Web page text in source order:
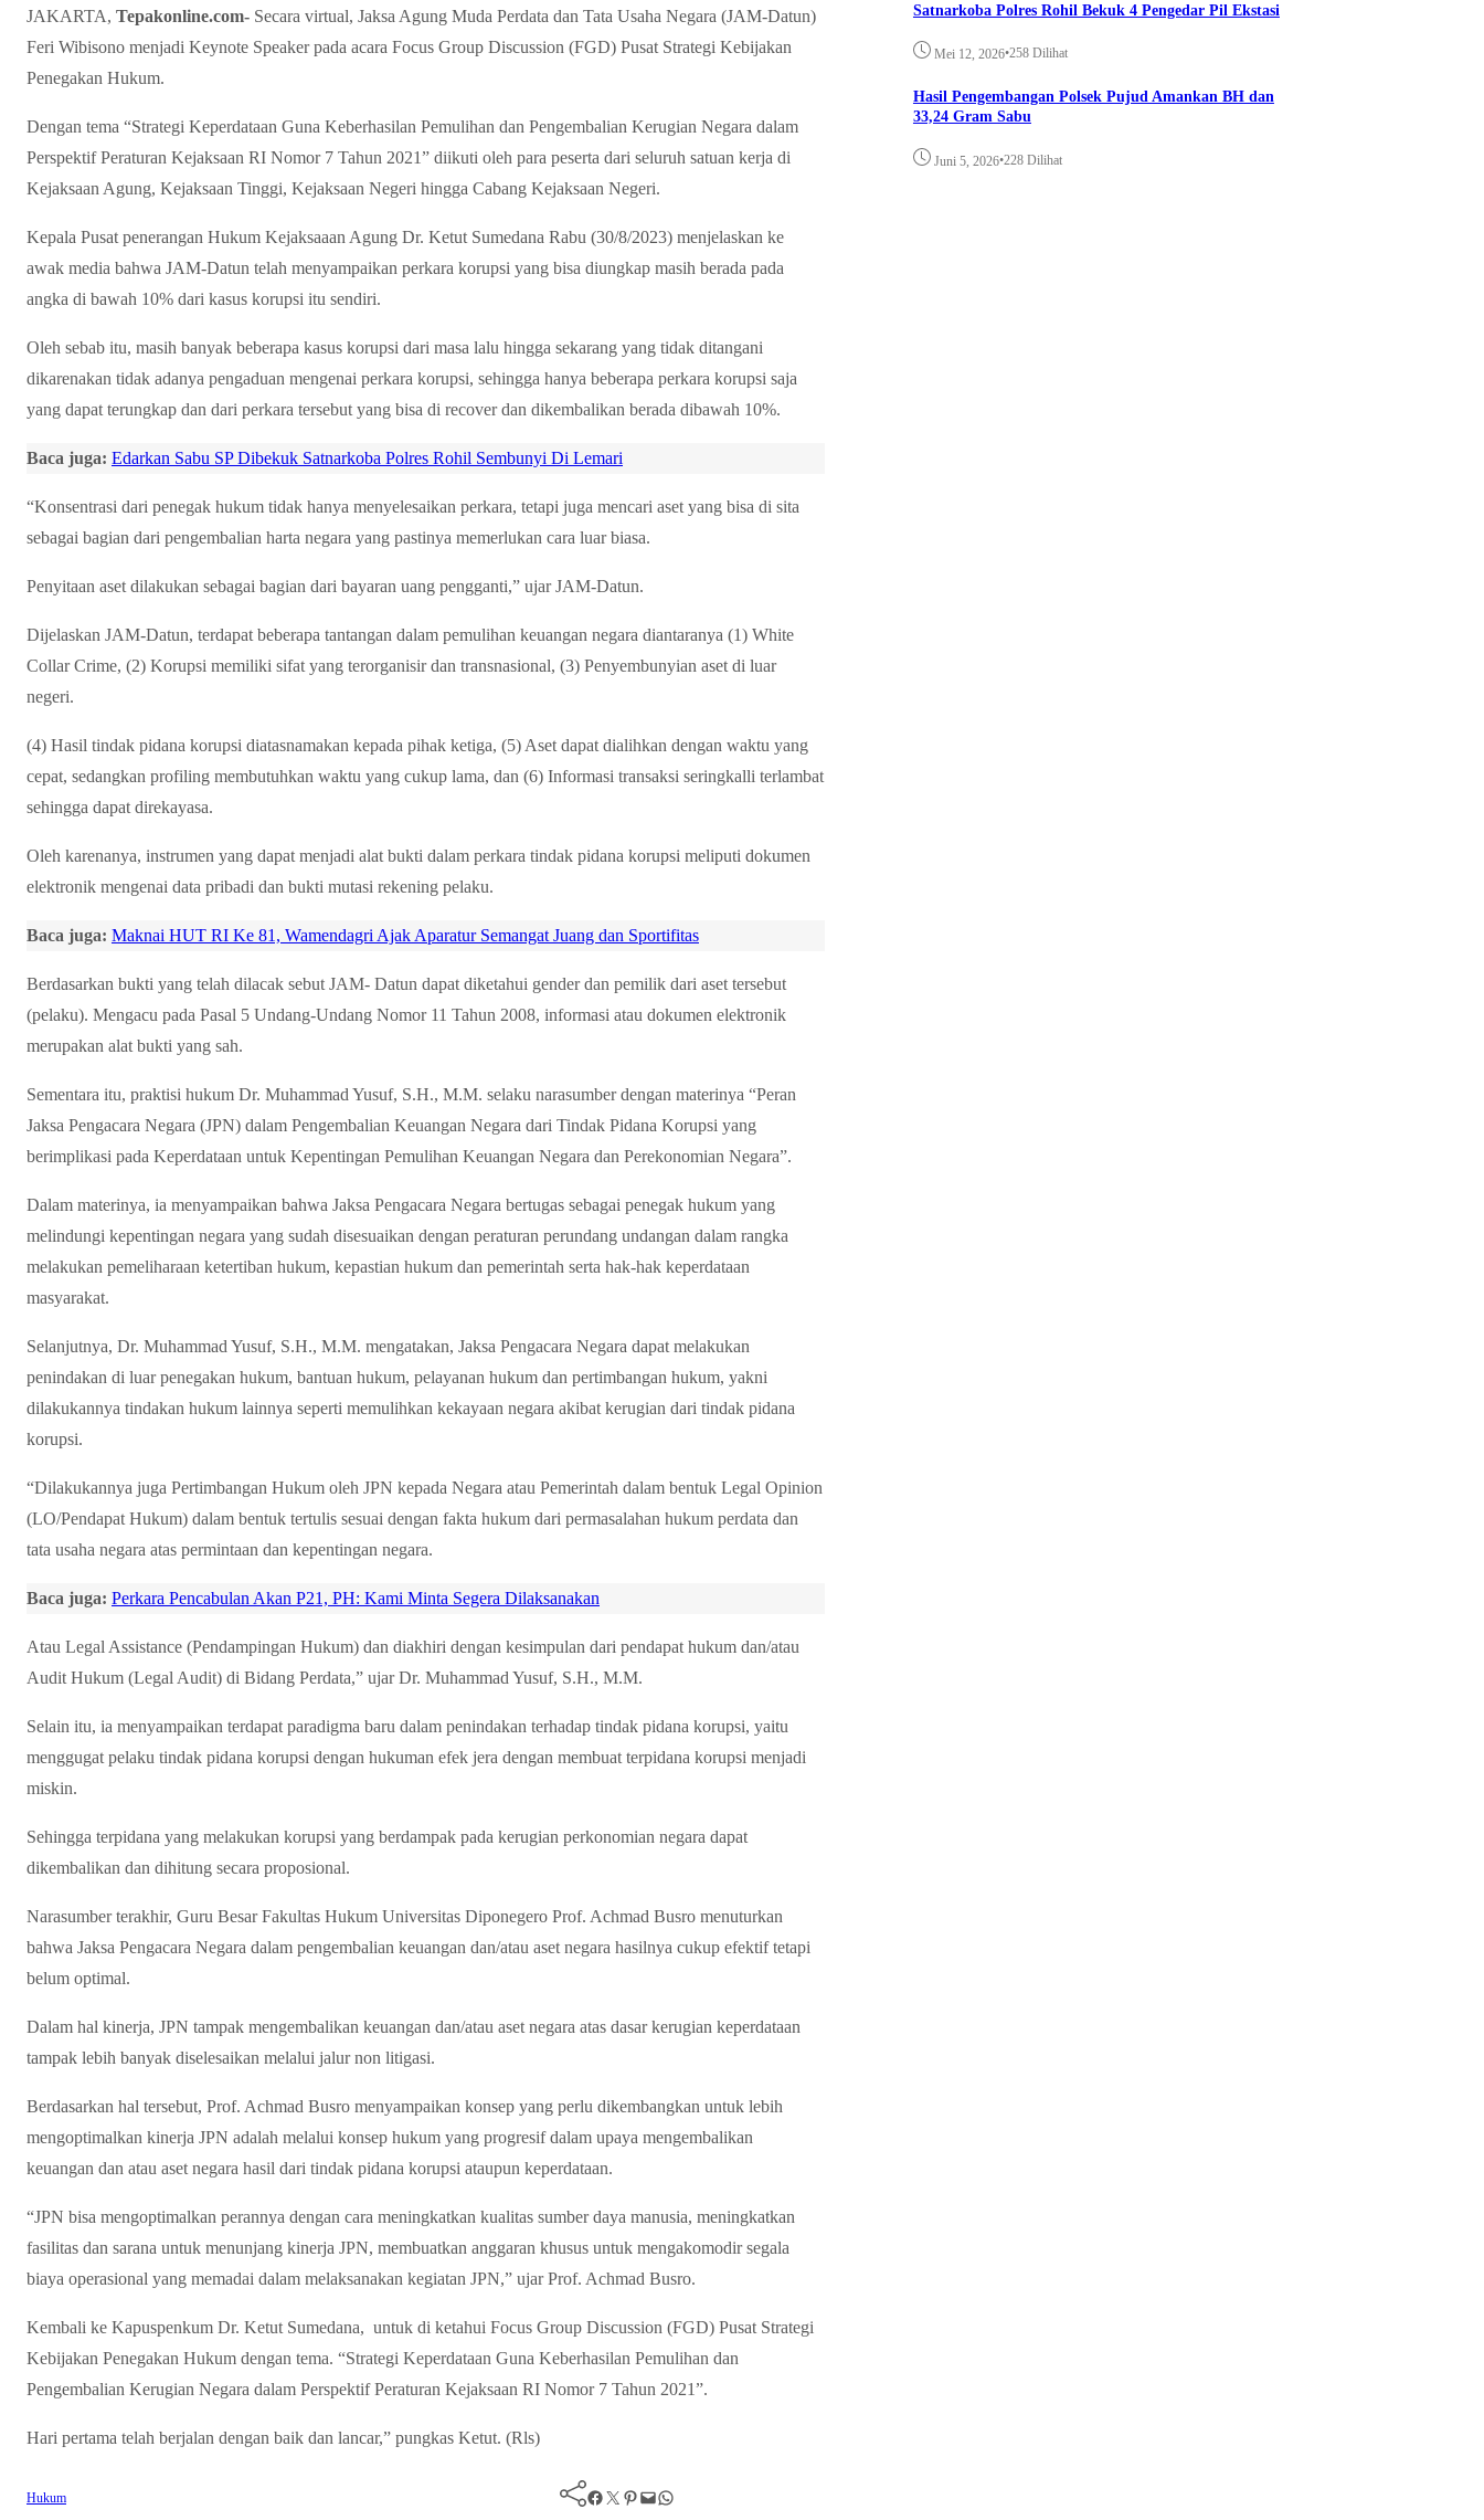
JAKARTA, Tepakonline.com- Secara virtual, Jaksa Agung Muda Perdata dan Tata Usaha Negara (JAM-Datun)
Feri Wibisono menjadi Keynote Speaker pada acara Focus Group Discussion (FGD) Pusat Strategi Kebijakan
Penegakan Hukum.
Dengan tema “Strategi Keperdataan Guna Keberhasilan Pemulihan dan Pengembalian Kerugian Negara dalam
Perspektif Peraturan Kejaksaan RI Nomor 7 Tahun 2021” diikuti oleh para peserta dari seluruh satuan kerja di
Kejaksaan Agung, Kejaksaan Tinggi, Kejaksaan Negeri hingga Cabang Kejaksaan Negeri.
Kepala Pusat penerangan Hukum Kejaksaaan Agung Dr. Ketut Sumedana Rabu (30/8/2023) menjelaskan ke
awak media bahwa JAM-Datun telah menyampaikan perkara korupsi yang bisa diungkap masih berada pada
angka di bawah 10% dari kasus korupsi itu sendiri.
Oleh sebab itu, masih banyak beberapa kasus korupsi dari masa lalu hingga sekarang yang tidak ditangani
dikarenakan tidak adanya pengaduan mengenai perkara korupsi, sehingga hanya beberapa perkara korupsi saja
yang dapat terungkap dan dari perkara tersebut yang bisa di recover dan dikembalikan berada dibawah 10%.
Baca juga: Edarkan Sabu SP Dibekuk Satnarkoba Polres Rohil Sembunyi Di Lemari
“Konsentrasi dari penegak hukum tidak hanya menyelesaikan perkara, tetapi juga mencari aset yang bisa di sita
sebagai bagian dari pengembalian harta negara yang pastinya memerlukan cara luar biasa.
Penyitaan aset dilakukan sebagai bagian dari bayaran uang pengganti,” ujar JAM-Datun.
Dijelaskan JAM-Datun, terdapat beberapa tantangan dalam pemulihan keuangan negara diantaranya (1) White
Collar Crime, (2) Korupsi memiliki sifat yang terorganisir dan transnasional, (3) Penyembunyian aset di luar
negeri.
(4) Hasil tindak pidana korupsi diatasnamakan kepada pihak ketiga, (5) Aset dapat dialihkan dengan waktu yang
cepat, sedangkan profiling membutuhkan waktu yang cukup lama, dan (6) Informasi transaksi seringkalli terlambat
sehingga dapat direkayasa.
Oleh karenanya, instrumen yang dapat menjadi alat bukti dalam perkara tindak pidana korupsi meliputi dokumen
elektronik mengenai data pribadi dan bukti mutasi rekening pelaku.
Baca juga: Maknai HUT RI Ke 81, Wamendagri Ajak Aparatur Semangat Juang dan Sportifitas
Berdasarkan bukti yang telah dilacak sebut JAM- Datun dapat diketahui gender dan pemilik dari aset tersebut
(pelaku). Mengacu pada Pasal 5 Undang-Undang Nomor 11 Tahun 2008, informasi atau dokumen elektronik
merupakan alat bukti yang sah.
Sementara itu, praktisi hukum Dr. Muhammad Yusuf, S.H., M.M. selaku narasumber dengan materinya “Peran
Jaksa Pengacara Negara (JPN) dalam Pengembalian Keuangan Negara dari Tindak Pidana Korupsi yang
berimplikasi pada Keperdataan untuk Kepentingan Pemulihan Keuangan Negara dan Perekonomian Negara”.
Dalam materinya, ia menyampaikan bahwa Jaksa Pengacara Negara bertugas sebagai penegak hukum yang
melindungi kepentingan negara yang sudah disesuaikan dengan peraturan perundang undangan dalam rangka
melakukan pemeliharaan ketertiban hukum, kepastian hukum dan pemerintah serta hak-hak keperdataan
masyarakat.
Selanjutnya, Dr. Muhammad Yusuf, S.H., M.M. mengatakan, Jaksa Pengacara Negara dapat melakukan
penindakan di luar penegakan hukum, bantuan hukum, pelayanan hukum dan pertimbangan hukum, yakni
dilakukannya tindakan hukum lainnya seperti memulihkan kekayaan negara akibat kerugian dari tindak pidana
korupsi.
“Dilakukannya juga Pertimbangan Hukum oleh JPN kepada Negara atau Pemerintah dalam bentuk Legal Opinion
(LO/Pendapat Hukum) dalam bentuk tertulis sesuai dengan fakta hukum dari permasalahan hukum perdata dan
tata usaha negara atas permintaan dan kepentingan negara.
Baca juga: Perkara Pencabulan Akan P21, PH: Kami Minta Segera Dilaksanakan
Atau Legal Assistance (Pendampingan Hukum) dan diakhiri dengan kesimpulan dari pendapat hukum dan/atau
Audit Hukum (Legal Audit) di Bidang Perdata,” ujar Dr. Muhammad Yusuf, S.H., M.M.
Selain itu, ia menyampaikan terdapat paradigma baru dalam penindakan terhadap tindak pidana korupsi, yaitu
menggugat pelaku tindak pidana korupsi dengan hukuman efek jera dengan membuat terpidana korupsi menjadi
miskin.
Sehingga terpidana yang melakukan korupsi yang berdampak pada kerugian perkonomian negara dapat
dikembalikan dan dihitung secara proposional.
Narasumber terakhir, Guru Besar Fakultas Hukum Universitas Diponegero Prof. Achmad Busro menuturkan
bahwa Jaksa Pengacara Negara dalam pengembalian keuangan dan/atau aset negara hasilnya cukup efektif tetapi
belum optimal.
Dalam hal kinerja, JPN tampak mengembalikan keuangan dan/atau aset negara atas dasar kerugian keperdataan
tampak lebih banyak diselesaikan melalui jalur non litigasi.
Berdasarkan hal tersebut, Prof. Achmad Busro menyampaikan konsep yang perlu dikembangkan untuk lebih
mengoptimalkan kinerja JPN adalah melalui konsep hukum yang progresif dalam upaya mengembalikan
keuangan dan atau aset negara hasil dari tindak pidana korupsi ataupun keperdataan.
“JPN bisa mengoptimalkan perannya dengan cara meningkatkan kualitas sumber daya manusia, meningkatkan
fasilitas dan sarana untuk menunjang kinerja JPN, membuatkan anggaran khusus untuk mengakomodir segala
biaya operasional yang memadai dalam melaksanakan kegiatan JPN,” ujar Prof. Achmad Busro.
Kembali ke Kapuspenkum Dr. Ketut Sumedana, untuk di ketahui Focus Group Discussion (FGD) Pusat Strategi
Kebijakan Penegakan Hukum dengan tema. “Strategi Keperdataan Guna Keberhasilan Pemulihan dan
Pengembalian Kerugian Negara dalam Perspektif Peraturan Kejaksaan RI Nomor 7 Tahun 2021”.
Hari pertama telah berjalan dengan baik dan lancar,” pungkas Ketut. (Rls)
Hukum Facebook Twitter Pinterest Mail WhatsApp
Satnarkoba Polres Rohil Bekuk 4 Pengedar Pil Ekstasi
Mei 12, 2026•258 Dilihat
Hasil Pengembangan Polsek Pujud Amankan BH dan
33,24 Gram Sabu
Juni 5, 2026•228 Dilihat